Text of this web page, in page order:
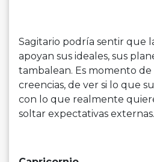
Sagitario podría sentir que
apoyan sus ideales, sus
tambalean. Es momento
creencias, de ver si lo que
con lo que realmente
soltar expectativas externas.